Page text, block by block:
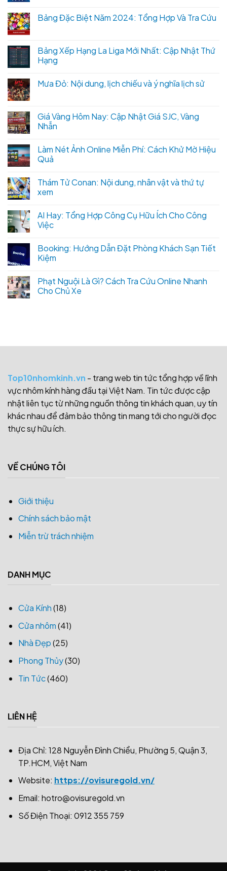
Bảng Đặc Biệt Năm 2024: Tổng Hợp Và Tra Cứu
Bảng Xếp Hạng La Liga Mới Nhất: Cập Nhật Thứ
Hạng
Mưa Đỏ: Nội dung, lịch chiếu và ý nghĩa lịch sử
Giá Vàng Hôm Nay: Cập Nhật Giá SJC, Vàng
Nhẫn
Làm Nét Ảnh Online Miễn Phí: Cách Khử Mờ Hiệu
Quả
Thám Tử Conan: Nội dung, nhân vật và thứ tự
xem
AI Hay: Tổng Hợp Công Cụ Hữu Ích Cho Công
Việc
Booking: Hướng Dẫn Đặt Phòng Khách Sạn Tiết
Kiệm
Phạt Nguội Là Gì? Cách Tra Cứu Online Nhanh
Cho Chủ Xe
Top10nhomkinh.vn - trang web tin tức tổng hợp về lĩnh
vực nhôm kính hàng đầu tại Việt Nam. Tin tức được cập
nhật liên tục từ những nguồn thông tin khách quan, uy tín
khác nhau để đảm bảo thông tin mang tới cho người đọc
thực sự hữu ích.
VỀ CHÚNG TÔI
Giới thiệu
Chính sách bảo mật
Miễn trừ trách nhiệm
DANH MỤC
Cửa Kính(18)
Cửa nhôm(41)
Nhà Đẹp(25)
Phong Thủy(30)
Tin Tức(460)
LIÊN HỆ
Địa Chỉ: 128 Nguyễn Đình Chiểu, Phường 5, Quận 3,
TP.HCM, Việt Nam
Website: https://ovisuregold.vn/
Email: hotro@ovisuregold.vn
Số Điện Thoại: 0912 355 759